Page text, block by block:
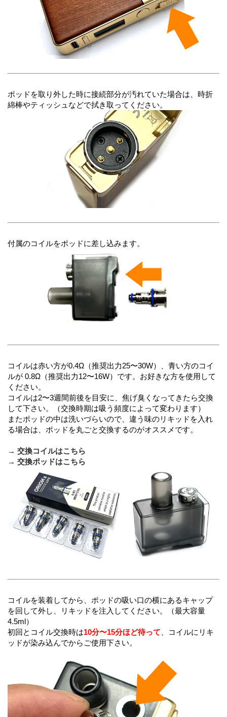
ポッドを取り外した時に接続部分が汚れていた場合は、時折
綿棒やティッシュなどで拭き取ってください。
付属のコイルをポッドに差し込みます。
コイルは赤い方が0.4Ω（推奨出力25〜30W）、青い方のコイ
ルが 0.8Ω（推奨出力12〜16W）です。お好きな方を使用して
ください。
コイルは2〜3週間前後を目安に、焦げ臭くなってきたら交換
して下さい。（交換時期は吸う頻度によって変わります）
またポッドの中は洗いづらいので、違う味のリキッドを入れ
る場合は、ポッドを丸ごと交換するのがオススメです。
→ 交換コイルはこちら
→ 交換ポッドはこちら
コイルを装着してから、ポッドの吸い口の横にあるキャップ
を回して外し、リキッドを注入してください。（最大容量
4.5ml）
初回とコイル交換時は10分〜15分ほど待って 、コイルにリキ
ッドが染み込んでからご使用下さい。